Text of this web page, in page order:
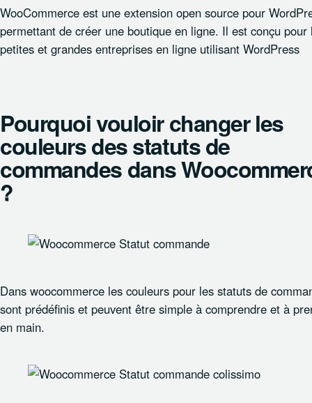
WooCommerce est une extension open source pour
permettant de créer une boutique en ligne. Il est conçu pour
petites et grandes entreprises en ligne utilisant WordPress
Pourquoi vouloir changer les
couleurs des statuts de
commandes dans
?
Dans woocommerce les couleurs pour les statuts de
sont prédéfinis et peuvent être simple à comprendre et à
en main.